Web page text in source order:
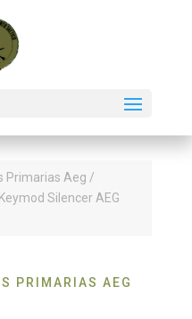
Primarias Aeg /
Silencer AEG
PRIMARIAS AEG